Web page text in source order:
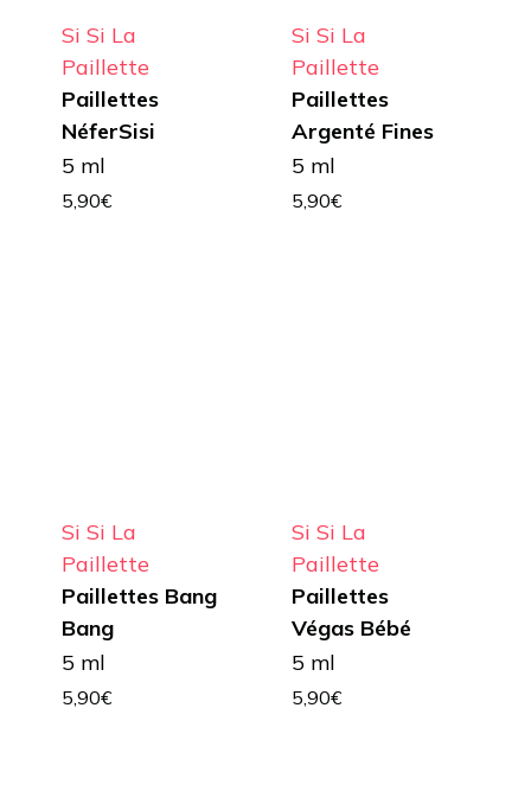
Si Si La
Paillette
Paillettes
NéferSisi
5 ml
5,90€
Si Si La
Paillette
Paillettes
Argenté Fines
5 ml
5,90€
Si Si La
Paillette
Paillettes Bang
Bang
5 ml
5,90€
Si Si La
Paillette
Paillettes
Végas Bébé
5 ml
5,90€